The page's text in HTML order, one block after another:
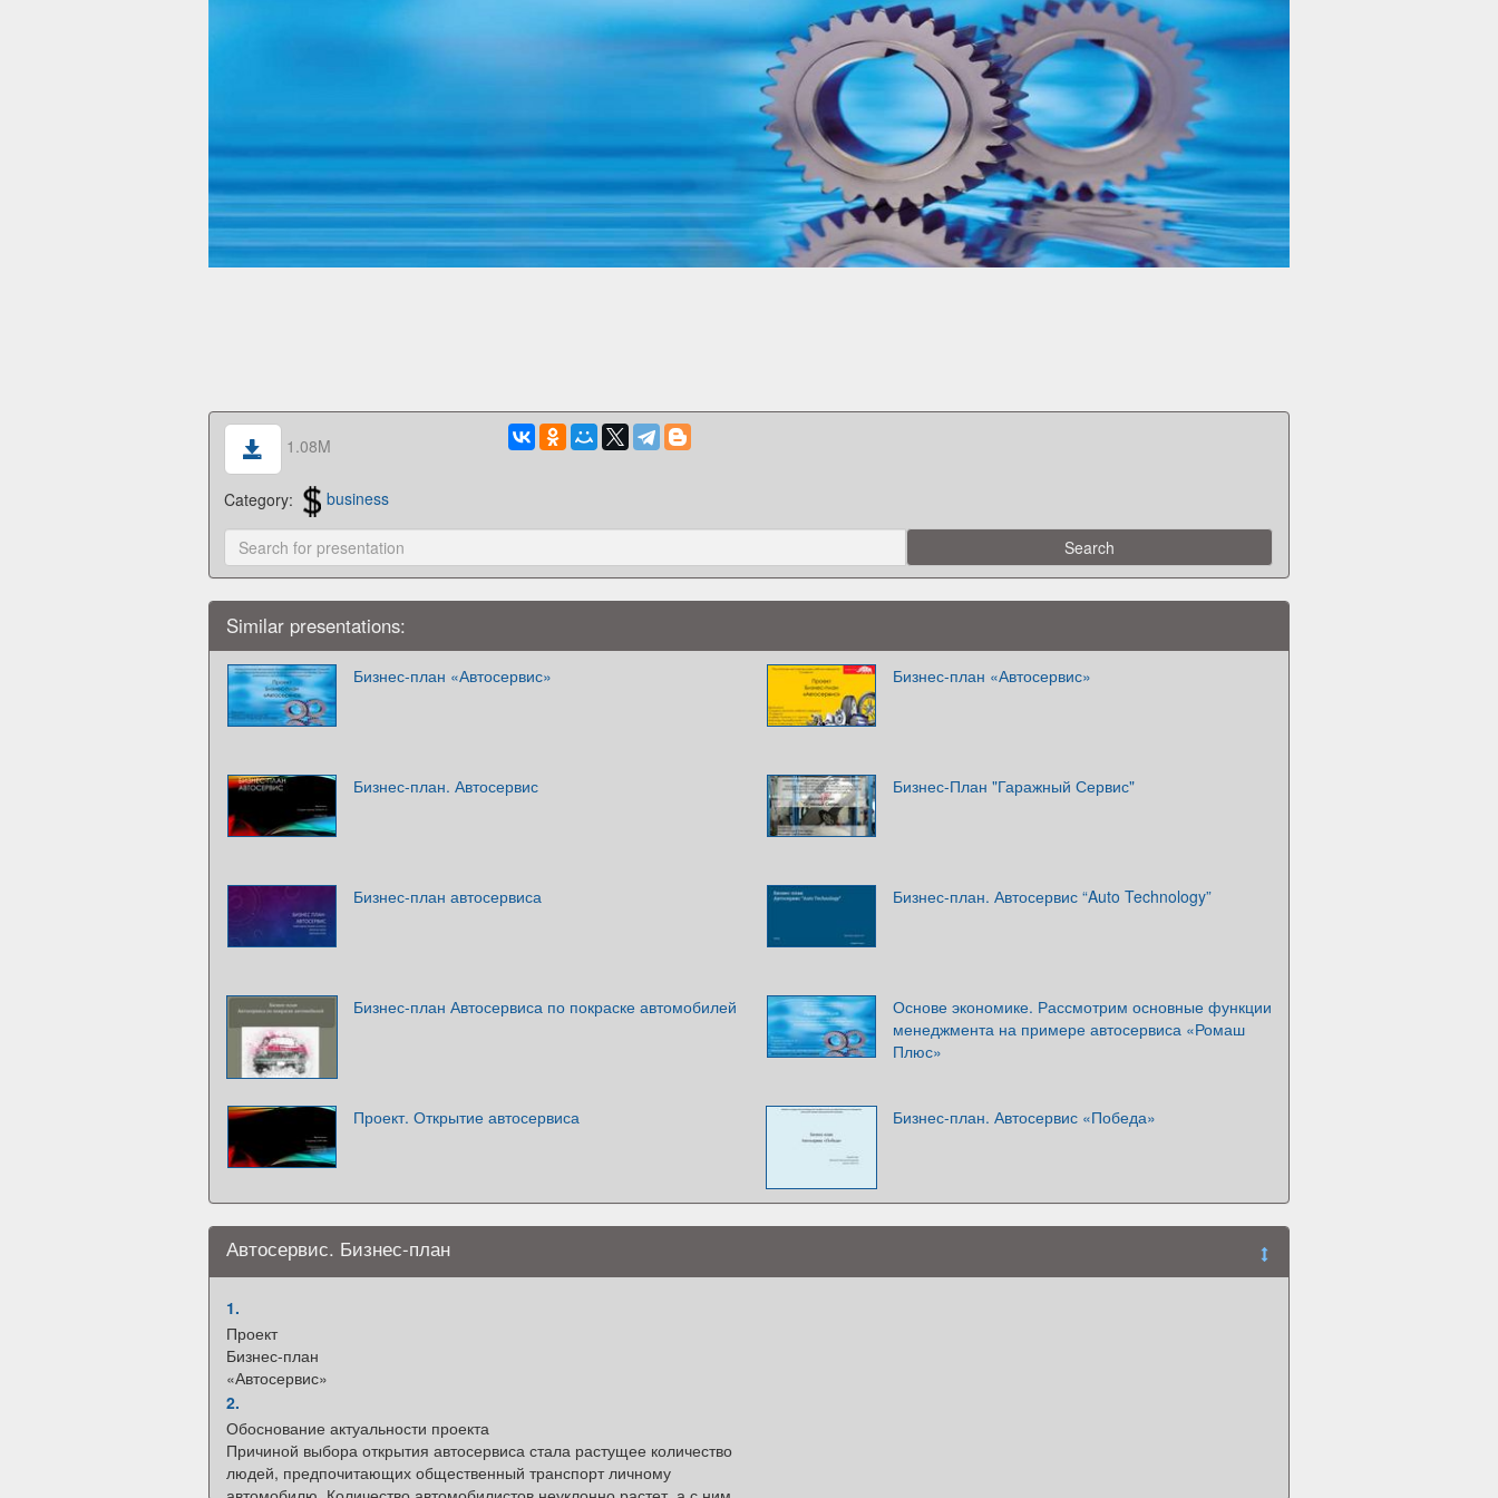
1.08M
Category: business
Similar presentations:
Бизнес-план «Автосервис» Бизнес-план «Автосервис»
Бизнес-план. Автосервис Бизнес-План "Гаражный Сервис"
Бизнес-план автосервиса Бизнес-план. Автосервис “Auto Technology”
Бизнес-план Автосервиса по покраске автомобилей
Основе экономике. Рассмотрим основные функции
менеджмента на примере автосервиса «Ромаш
Плюс»
Проект. Открытие автосервиса Бизнес-план. Автосервис «Победа»
Автосервис. Бизнес-план
1.
Проект
Бизнес-план
«Автосервис»
2.
Обоснование актуальности проекта
Причиной выбора открытия автосервиса стала растущее количество
людей, предпочитающих общественный транспорт личному